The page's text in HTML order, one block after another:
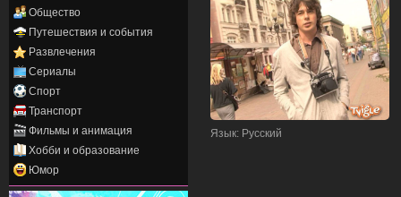
Общество
Путешествия и события
Развлечения
Сериалы
Спорт
Транспорт
Фильмы и анимация
Хобби и образование
Юмор
Язык: Русский